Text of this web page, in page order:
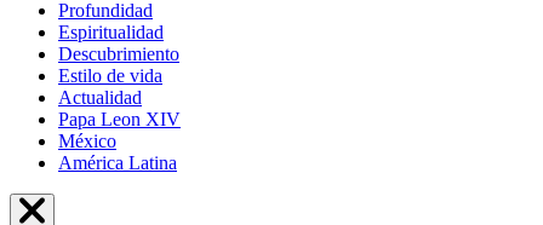
Profundidad
Espiritualidad
Descubrimiento
Estilo de vida
Actualidad
Papa Leon XIV
México
América Latina